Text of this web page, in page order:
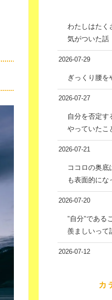
わたしはたく
気がついた話
2026-07-29
ぎっくり腰を
2026-07-27
自分を否定す
やっていたこ
2026-07-21
ココロの奥底
も表面的にな
2026-07-20
”自分”である
羨ましいって
2026-07-12
カ